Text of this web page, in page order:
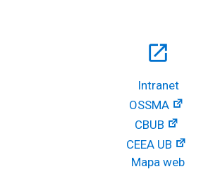
open_in_new
Intranet
OSSMA
CBUB
CEEA UB
Mapa web